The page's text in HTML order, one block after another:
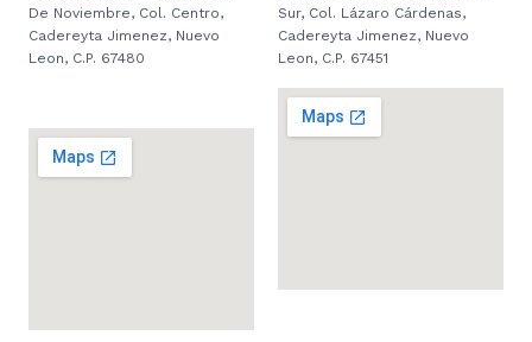
De Noviembre, Col. Centro,
Cadereyta Jimenez, Nuevo
Leon, C.P. 67480
Sur, Col. Lázaro Cárdenas,
Cadereyta Jimenez, Nuevo
Leon, C.P. 67451